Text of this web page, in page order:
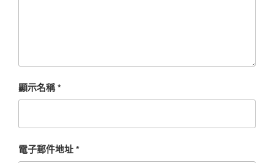
顯示名稱*
電子郵件地址*